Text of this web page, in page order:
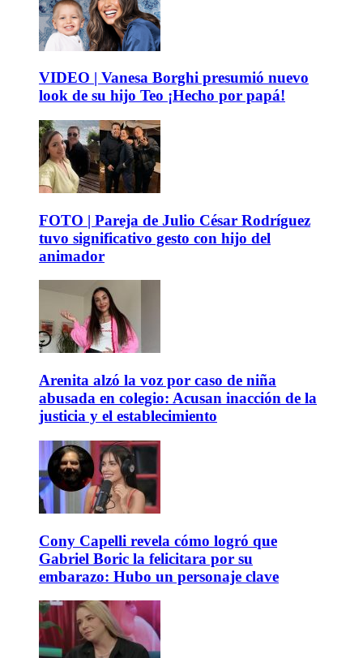
VIDEO | Vanesa Borghi presumió nuevo
look de su hijo Teo ¡Hecho por papá!
FOTO | Pareja de Julio César Rodríguez
tuvo significativo gesto con hijo del
animador
Arenita alzó la voz por caso de niña
abusada en colegio: Acusan inacción de la
justicia y el establecimiento
Cony Capelli revela cómo logró que
Gabriel Boric la felicitara por su
embarazo: Hubo un personaje clave